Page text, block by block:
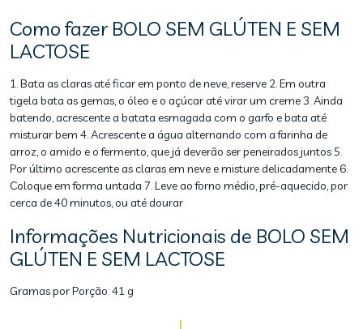
Como fazer BOLO SEM GLÚTEN E SEM
LACTOSE
1. Bata as claras até ficar em ponto de neve, reserve 2. Em outra
tigela bata as gemas, o óleo e o açúcar até virar um creme 3. Ainda
batendo, acrescente a batata esmagada com o garfo e bata até
misturar bem 4. Acrescente a água alternando com a farinha de
arroz, o amido e o fermento, que já deverão ser peneirados juntos 5.
Por último acrescente as claras em neve e misture delicadamente 6.
Coloque em forma untada 7. Leve ao forno médio, pré-aquecido, por
cerca de 40 minutos, ou até dourar
Informações Nutricionais de BOLO SEM
GLÚTEN E SEM LACTOSE
Gramas por Porção:41 g